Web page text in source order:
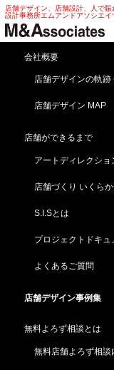
店舗デザイン、店舗設計、人で
設計事務所エムアンドアソシエイ
会社概要
店舗デザインの軌跡
店舗デザイン MAP
店舗ができるまで
アートディレクショ
店舗づくり いくら
S.I.Sとは
プロジェクトドキュ
よくあるご質問
店舗デザイン事例集
無料よろず相談とは
無料店舗よろず相談
海外 美容室
インを持っている!!-
レトロモダン 店
『店舗よろず相談依頼
レトロモダン 店舗デ